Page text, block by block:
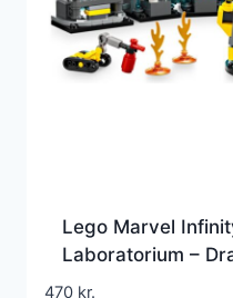
Lego Marvel
Laboratorium –
470 kr.